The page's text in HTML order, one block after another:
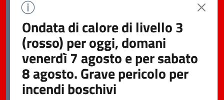
Ondata di calore di livello 3
(rosso) per oggi, domani
venerdì 7 agosto e per sabato
8 agosto. Grave pericolo per
incendi boschivi